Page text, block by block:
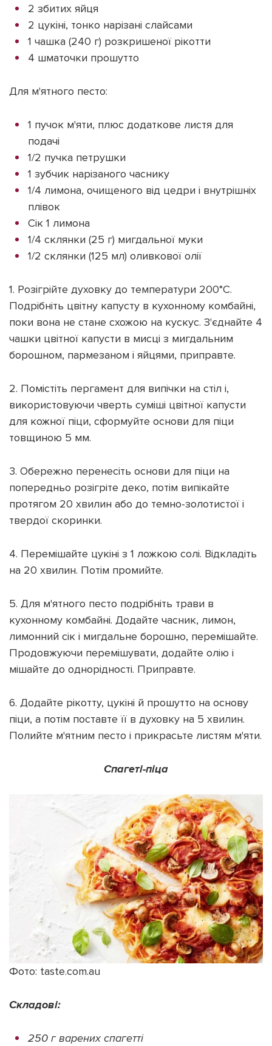
2 збитих яйця
2 цукіні, тонко нарізані слайсами
1 чашка (240 г) розкришеної рікотти
4 шматочки прошутто
Для м'ятного песто:
1 пучок м'яти, плюс додаткове листя для
подачі
1/2 пучка петрушки
1 зубчик нарізаного часнику
1/4 лимона, очищеного від цедри і внутрішніх
плівок
Сік 1 лимона
1/4 склянки (25 г) мигдальної муки
1/2 склянки (125 мл) оливкової олії
1. Розігрійте духовку до температури 200°C.
Подрібніть цвітну капусту в кухонному комбайні,
поки вона не стане схожою на кускус. З'єднайте 4
чашки цвітної капусти в мисці з мигдальним
борошном, пармезаном і яйцями, приправте.
2. Помістіть пергамент для випічки на стіл і,
використовуючи чверть суміші цвітної капусти
для кожної піци, сформуйте основи для піци
товщиною 5 мм.
3. Обережно перенесіть основи для піци на
попередньо розігріте деко, потім випікайте
протягом 20 хвилин або до темно-золотистої і
твердої скоринки.
4. Перемішайте цукіні з 1 ложкою солі. Відкладіть
на 20 хвилин. Потім промийте.
5. Для м'ятного песто подрібніть трави в
кухонному комбайні. Додайте часник, лимон,
лимонний сік і мигдальне борошно, перемішайте.
Продовжуючи перемішувати, додайте олію і
мішайте до однорідності. Приправте.
6. Додайте рікотту, цукіні й прошутто на основу
піци, а потім поставте її в духовку на 5 хвилин.
Полийте м'ятним песто і прикрасьте листям м'яти.
Спагеті-піца
Фото: taste.com.au
Складові:
250 г варених спагетті